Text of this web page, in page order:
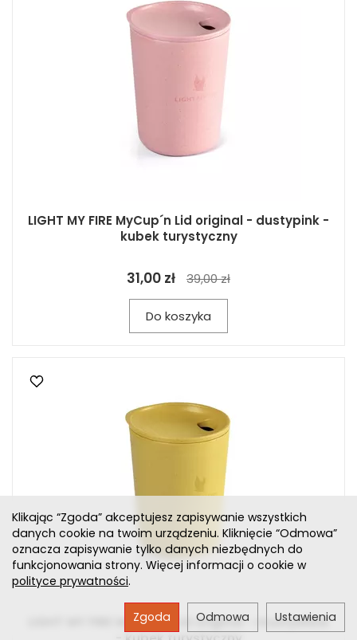
LIGHT MY FIRE MyCup´n Lid original - dustypink -
kubek turystyczny
31,00 zł 39,00 zł
Do koszyka
LIGHT MY FIRE MyCup´n Lid original - mustyellow
Klikając “Zgoda” akceptujesz zapisywanie wszystkich
danych cookie na twoim urządzeniu. Kliknięcie “Odmowa”
oznacza zapisywanie tylko danych niezbędnych do
funkcjonowania strony. Więcej informacji o cookie w
polityce prywatności.
Ustawienia
Odmowa
Zgoda